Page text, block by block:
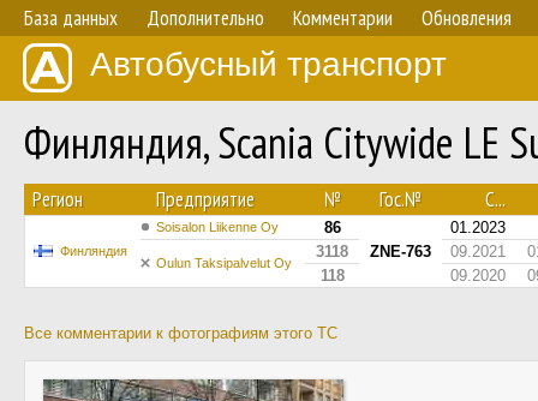
База данных Дополнительно Комментарии Обновления
Автобусный транспорт
Финляндия, Scania Citywide LE
Регион Предприятие № Гос.№ С...
Финляндия
Soisalon Liikenne Oy
86
ZNE-763
01.2023
Oulun Taksipalvelut Oy
3118 09.2021
118
09.2020
Все комментарии к фотографиям этого ТС